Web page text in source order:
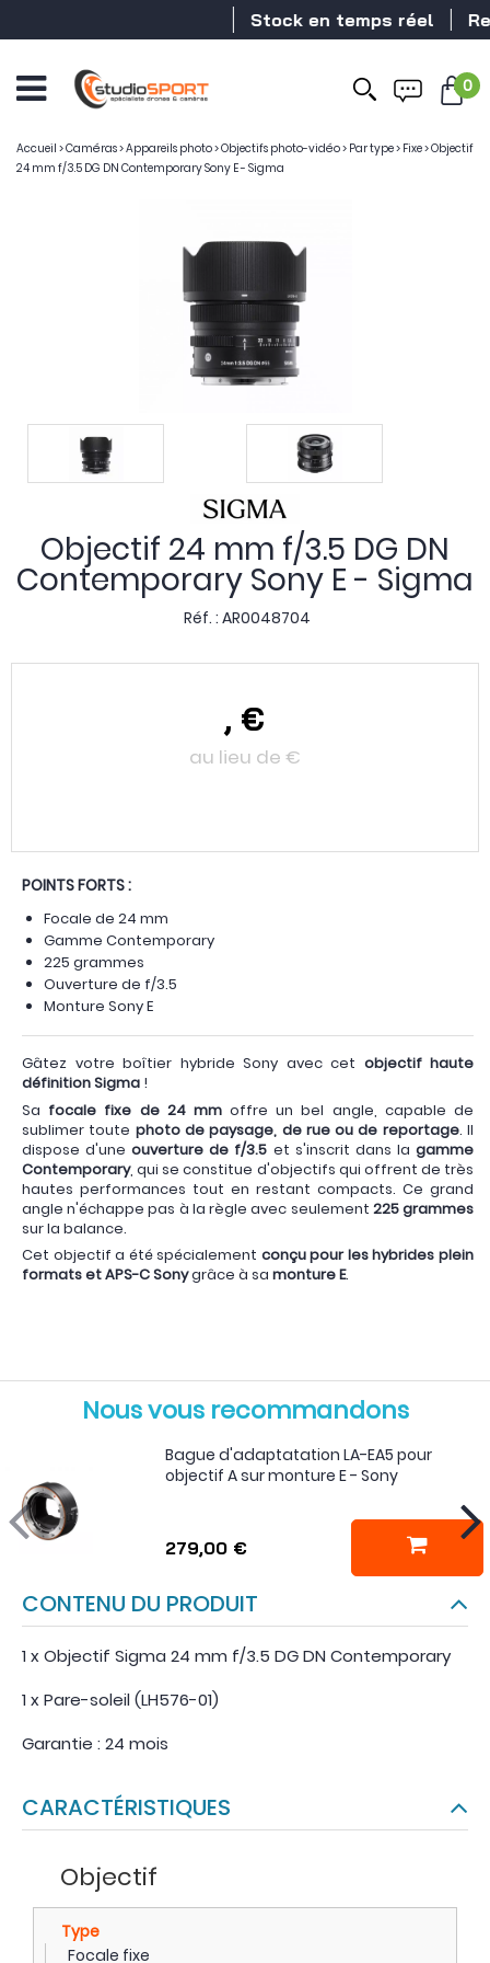
Stock en temps réel
0
Accueil >Caméras>Appareils photo>Objectifs photo-vidéo> Par type> Fixe>Objectif
24 mm f/3.5 DG DN Contemporary Sony E - Sigma
Objectif 24 mm f/3.5 DG DN
Contemporary Sony E - Sigma
Réf. : AR0048704
, €
au lieu de €
POINTS FORTS :
Focale de 24 mm
Gamme Contemporary
225 grammes
Ouverture de f/3.5
Monture Sony E
Gâtez votre boîtier hybride Sony avec cet objectif haute
définition Sigma !
Sa focale fixe de 24 mmoffre un bel angle, capable de
sublimer toute photo de paysage, de rue ou de reportage. Il
dispose d'uneouverture de f/3.5 et s'inscrit dans lagamme
Contemporary, qui se constitue d'objectifs qui offrent de très
hautes performances tout en restant compacts. Ce grand
angle n'échappe pas à la règle avec seulement 225 grammes
sur la balance.
Cet objectif a été spécialement conçu pour les hybrides plein
formats et APS-C Sonygrâce à sa monture E.
Nous vous recommandons
Bague d'adaptatation LA-EA5 pour
objectif A sur monture E - Sony
279,00 €
CONTENU DU PRODUIT
1 x Objectif Sigma 24 mm f/3.5 DG DN Contemporary
1 x Pare-soleil (LH576-01)
Garantie : 24 mois
CARACTÉRISTIQUES
Objectif
Type
Focale fixe